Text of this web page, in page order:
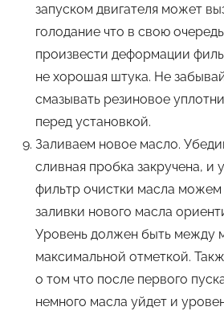
запуском двигателя может
голодание что в свою
произвести деформации
не хорошая штука. Не
смазывать резиновое
перед установкой.
Заливаем новое масло.
сливная пробка закручена, и
фильтр очистки масла можем
заливки нового масла
Уровень должен быть между
максимальной отметкой.
о том что после первого
немного масла уйдет и